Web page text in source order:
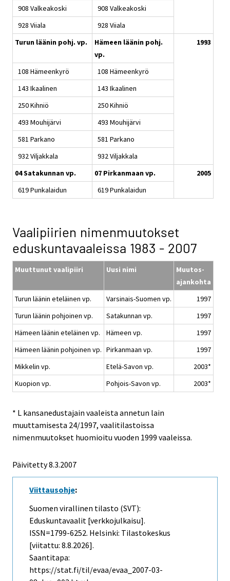
908 Valkeakoski
908 Valkeakoski
928 Viiala
928 Viiala
Turun läänin pohj. vp.
Hämeen läänin pohj.
vp.
1993
108 Hämeenkyrö
108 Hämeenkyrö
143 Ikaalinen
143 Ikaalinen
250 Kihniö
250 Kihniö
493 Mouhijärvi
493 Mouhijärvi
581 Parkano
581 Parkano
932 Viljakkala
932 Viljakkala
04 Satakunnan vp.
07 Pirkanmaan vp.
2005
619 Punkalaidun
619 Punkalaidun
Vaalipiirien nimenmuutokset
eduskuntavaaleissa 1983 - 2007
Muuttunut vaalipiiri Uusi nimi
Muutos-
ajankohta
Turun läänin eteläinen vp.
Varsinais-Suomen vp.
1997
Turun läänin pohjoinen vp.
Satakunnan vp.
1997
Hämeen läänin eteläinen vp.
Hämeen vp.
1997
Hämeen läänin pohjoinen vp. Pirkanmaan vp.
1997
Mikkelin vp.
Etelä-Savon vp.
2003*
Kuopion vp.
Pohjois-Savon vp. 2003*
* L kansanedustajain vaaleista annetun lain
muuttamisesta 24/1997, vaalitilastoissa
nimenmuutokset huomioitu vuoden 1999 vaaleissa.
Päivitetty8.3.2007
Viittausohje:
Suomen virallinen tilasto (SVT):
Eduskuntavaalit [verkkojulkaisu].
ISSN=1799-6252. Helsinki: Tilastokeskus
[viitattu: 8.8.2026].
Saantitapa:
https://stat.fi/til/evaa/evaa_2007-03-